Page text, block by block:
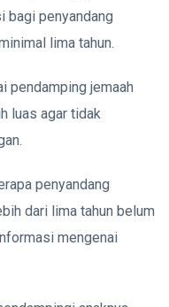
bagi penyandang
lima tahun.
pendamping jemaah
luas agar tidak
penyandang
dari lima tahun belum
mengenai